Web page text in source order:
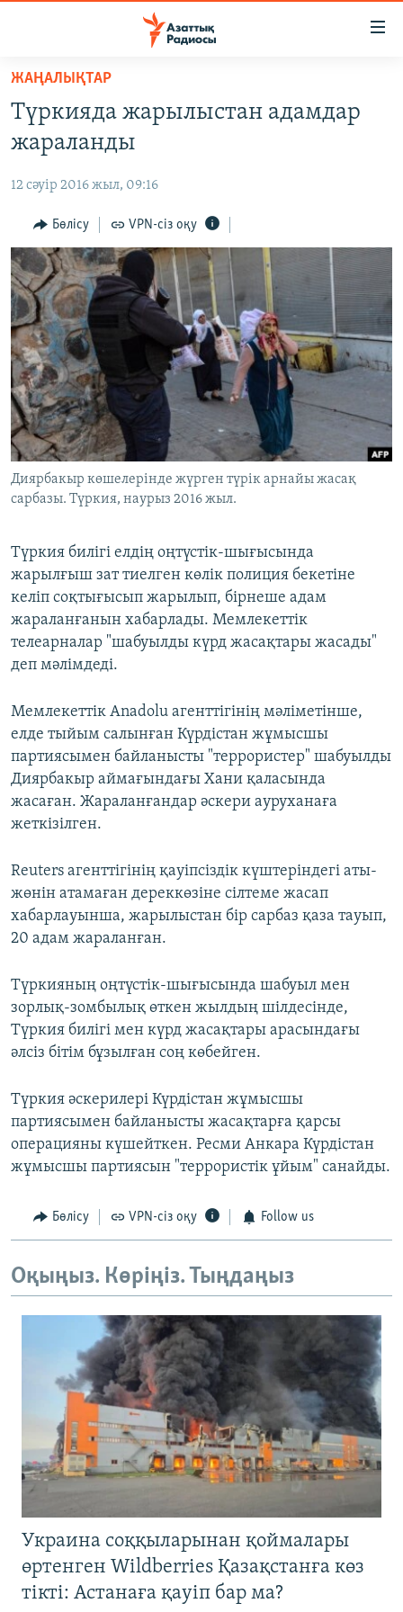
Skip
main
content
to
Navigation
Skip
to
Search
САЯСАТ
AZATTYQTV
ҚАҢТАР ОҚИҒАСЫ
АДАМ ҚҰҚЫҚТАРЫ
ӘЛЕУМЕТ
ӘЛЕМ
АРНАЙЫ ЖОБАЛАР
Русский
ЖАЗЫЛЫҢЫЗ
Басқа тілдерде
ЖАҢАЛЫҚТАР
Түркияда жарылыстан адамдар
жараланды
12 сәуір 2016 жыл, 09:16
Бөлісу VPN-сіз оқу
Диярбакыр көшелерінде жүрген түрік арнайы жасақ
сарбазы. Түркия, наурыз 2016 жыл.
Түркия билігі елдің оңтүстік-шығысында
жарылғыш зат тиелген көлік полиция бекетіне
келіп соқтығысып жарылып, бірнеше адам
жараланғанын хабарлады. Мемлекеттік
телеарналар "шабуылды күрд жасақтары жасады"
деп мәлімдеді.
Мемлекеттік Anadolu агенттігінің мәліметінше,
елде тыйым салынған Күрдістан жұмысшы
партиясымен байланысты "террористер" шабуылды
Диярбакыр аймағындағы Хани қаласында
жасаған. Жараланғандар әскери ауруханаға
жеткізілген.
Reuters агенттігінің қауіпсіздік күштеріндегі аты-
жөнін атамаған дереккөзіне сілтеме жасап
хабарлауынша, жарылыстан бір сарбаз қаза тауып,
20 адам жараланған.
Түркияның оңтүстік-шығысында шабуыл мен
зорлық-зомбылық өткен жылдың шілдесінде,
Түркия билігі мен күрд жасақтары арасындағы
әлсіз бітім бұзылған соң көбейген.
Түркия әскерилері Күрдістан жұмысшы
партиясымен байланысты жасақтарға қарсы
операцияны күшейткен. Ресми Анкара Күрдістан
жұмысшы партиясын "террористік ұйым" санайды.
Бөлісу VPN-сіз оқу Follow us
Оқыңыз. Көріңіз. Тыңдаңыз
Украина соққыларынан қоймалары
өртенген Wildberries Қазақстанға көз
тікті: Астанаға қауіп бар ма?